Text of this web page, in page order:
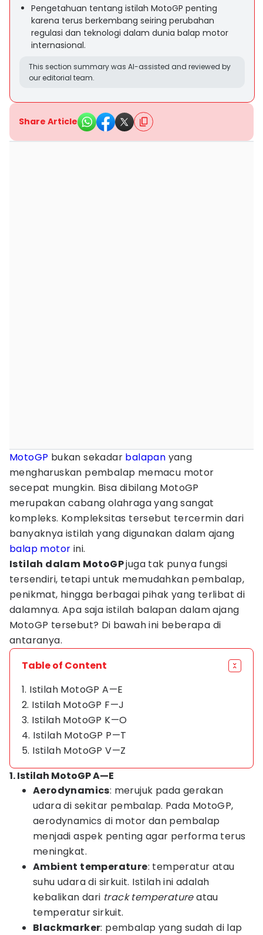
Pengetahuan tentang istilah MotoGP penting
karena terus berkembang seiring perubahan
regulasi dan teknologi dalam dunia balap motor
internasional.
This section summary was AI-assisted and reviewed by
our editorial team.
Share Article
MotoGP bukan sekadar balapan yang
mengharuskan pembalap memacu motor
secepat mungkin. Bisa dibilang MotoGP
merupakan cabang olahraga yang sangat
kompleks. Kompleksitas tersebut tercermin dari
banyaknya istilah yang digunakan dalam ajang
balap motor ini.
Istilah dalam MotoGPjuga tak punya fungsi
tersendiri, tetapi untuk memudahkan pembalap,
penikmat, hingga berbagai pihak yang terlibat di
dalamnya. Apa saja istilah balapan dalam ajang
MotoGP tersebut? Di bawah ini beberapa di
antaranya.
Table of Content
1. Istilah MotoGP A—E
2. Istilah MotoGP F—J
3. Istilah MotoGP K—O
4. Istilah MotoGP P—T
5. Istilah MotoGP V—Z
1. Istilah MotoGP A—E
Aerodynamics: merujuk pada gerakan
udara di sekitar pembalap. Pada MotoGP,
aerodynamics di motor dan pembalap
menjadi aspek penting agar performa terus
meningkat.
Ambient temperature: temperatur atau
suhu udara di sirkuit. Istilah ini adalah
kebalikan dari track temperatureatau
temperatur sirkuit.
Blackmarker: pembalap yang sudah di lap